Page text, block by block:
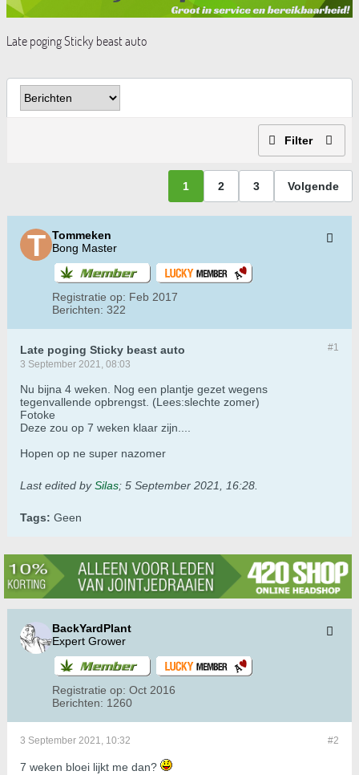
Late poging Sticky beast auto
Filter
1 2 3 Volgende
Tommeken
Bong Master
Registratie op: Feb 2017
Berichten: 322
#1
Late poging Sticky beast auto
3 September 2021, 08:03
Nu bijna 4 weken. Nog een plantje gezet wegens
tegenvallende opbrengst. (Lees:slechte zomer)
Fotoke
Deze zou op 7 weken klaar zijn....
Hopen op ne super nazomer
Last edited bySilas; 5 September 2021, 16:28
Tags: Geen
BackYardPlant
Expert Grower
Registratie op: Oct 2016
Berichten: 1260
#2
3 September 2021, 10:32
7 weken bloei lijkt me dan?